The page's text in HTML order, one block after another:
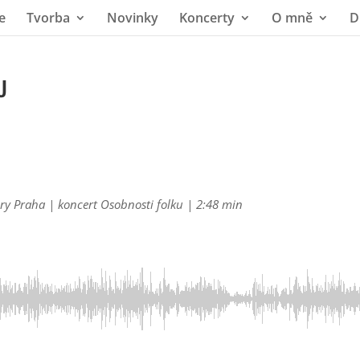
Tvorba Novinky Koncerty O mně
Praha | koncert Osobnosti folku | 2:48 min